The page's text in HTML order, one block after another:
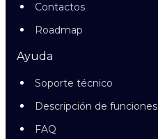
Contactos
Roadmap
Ayuda
Soporte técnico
Descripción de funciones
FAQ